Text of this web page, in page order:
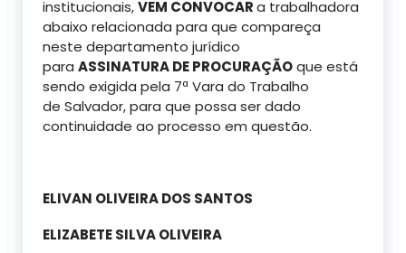
institucionais,VEM CONVOCARa trabalhadora
abaixo relacionada para que compareça
neste departamento jurídico
para ASSINATURA DE PROCURAÇÃOque está
sendo exigida pela 7ª Vara do Trabalho
de Salvador, para que possa ser dado
continuidade ao processo em questão.
ELIVAN OLIVEIRA DOS SANTOS
ELIZABETE SILVA OLIVEIRA